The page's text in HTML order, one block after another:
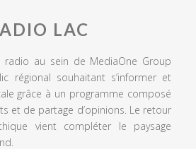
LAC
radio au sein de MediaOne Group
régional souhaitant s’informer et
grâce à un programme composé
et de partage d’opinions. Le retour
vient compléter le paysage